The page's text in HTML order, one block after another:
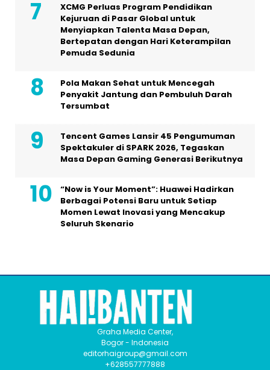
XCMG Perluas Program Pendidikan
Kejuruan di Pasar Global untuk
Menyiapkan Talenta Masa Depan,
Bertepatan dengan Hari Keterampilan
Pemuda Sedunia
Pola Makan Sehat untuk Mencegah
Penyakit Jantung dan Pembuluh Darah
Tersumbat
Tencent Games Lansir 45 Pengumuman
Spektakuler di SPARK 2026, Tegaskan
Masa Depan Gaming Generasi Berikutnya
“Now is Your Moment”: Huawei Hadirkan
Berbagai Potensi Baru untuk Setiap
Momen Lewat Inovasi yang Mencakup
Seluruh Skenario
Graha Media Center,
Bogor - Indonesia
editorhaigroup@gmail.com
+628557777888